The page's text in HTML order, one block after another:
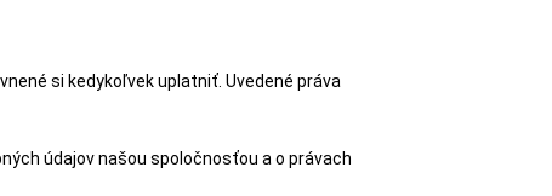
si kedykoľvek uplatniť. Uvedené práva
údajov našou spoločnosťou a o právach